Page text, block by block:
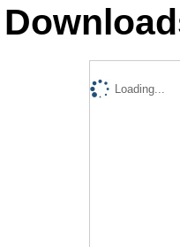
Loading...